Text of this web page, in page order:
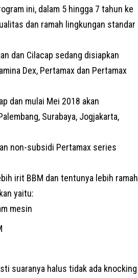
ini, dalam 5 hingga 7 tahun ke
dan ramah lingkungan standar
dan Cilacap sedang disiapkan
Dex, Pertamax dan Pertamax
dan mulai Mei 2018 akan
Surabaya, Jogjakarta,
non-subsidi Pertamax series
irit BBM dan tentunya lebih ramah
yaitu:
mesin
suaranya halus tidak ada knocking